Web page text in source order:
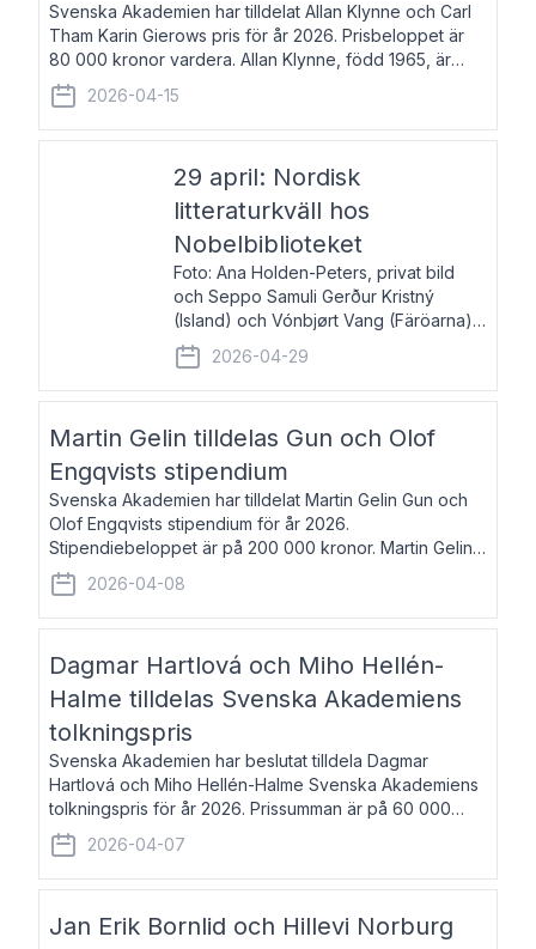
Svenska Akademien har tilldelat Allan Klynne och Carl
Tham Karin Gierows pris för år 2026. Prisbeloppet är
80 000 kronor vardera. Allan Klynne, född 1965, är
arkeolog, författare, översättare och fil.dr i antikens
kultur och samhällsliv. Ut
2026-04-15
29 april: Nordisk
litteraturkväll hos
Nobelbiblioteket
Foto: Ana Holden-Peters, privat bild
och Seppo Samuli Gerður Kristný
(Island) och Vónbjørt Vang (Färöarna)
läser ur sina verk och samtalar med
John Swedenmark. De läser upp på
färöiska, isländska och svenska och
2026-04-29
Martin Gelin tilldelas Gun och Olof
Engqvists stipendium
Svenska Akademien har tilldelat Martin Gelin Gun och
Olof Engqvists stipendium för år 2026.
Stipendiebeloppet är på 200 000 kronor. Martin Gelin,
född 1978, är journalist och författare. Han lever
numera i Paris men var under många år bosat
2026-04-08
Dagmar Hartlová och Miho Hellén-
Halme tilldelas Svenska Akademiens
tolkningspris
Svenska Akademien har beslutat tilldela Dagmar
Hartlová och Miho Hellén-Halme Svenska Akademiens
tolkningspris för år 2026. Prissumman är på 60 000
kronor var. Dagmar Hartlová, född 1951, översätter
huvudsakligen från svenska till tjeckiska
2026-04-07
Jan Erik Bornlid och Hillevi Norburg